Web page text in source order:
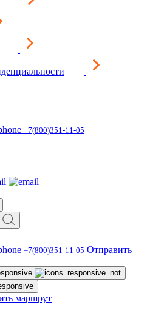
+7(800)351-11-05
+7(800)351-11-05 Отправить
маршрут